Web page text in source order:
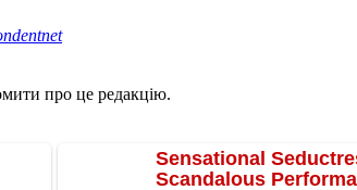
про це редакцію.